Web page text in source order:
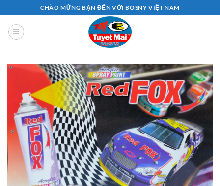
qua
nội
dung
CHÀO MỪNG BẠN ĐẾN VỚI BOSNY VIỆT NAM